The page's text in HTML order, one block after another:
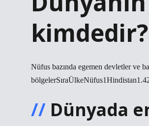
kimdedir?
Nüfus bazında egemen devletler ve
Dünyada